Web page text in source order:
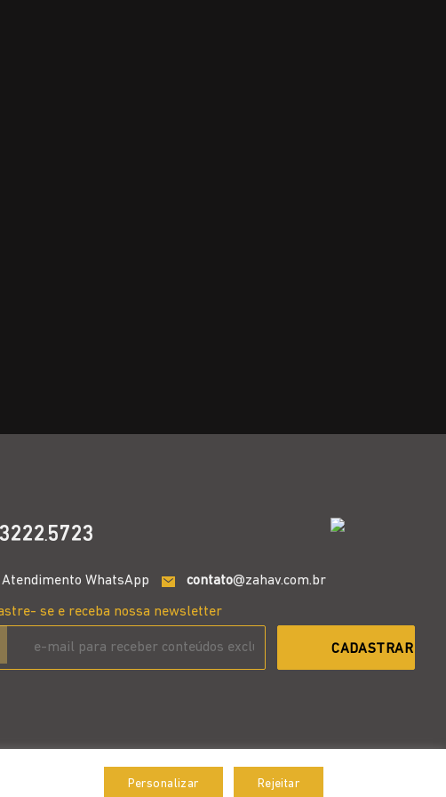
Personalizar Rejeitar
3222.5723
Atendimento WhatsApp contato@zahav.com.br
se e receba nossa newsletter
Desenvolvido por